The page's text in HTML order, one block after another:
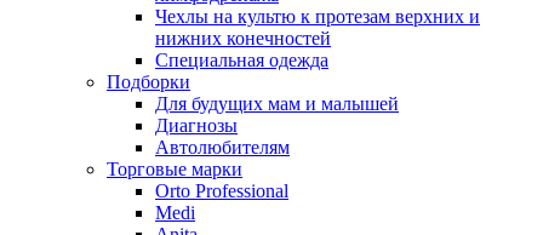
Чехлы на культю к протезам верхних и
нижних конечностей
Специальная одежда
Подборки
Для будущих мам и малышей
Диагнозы
Автолюбителям
Торговые марки
Orto Professional
Medi